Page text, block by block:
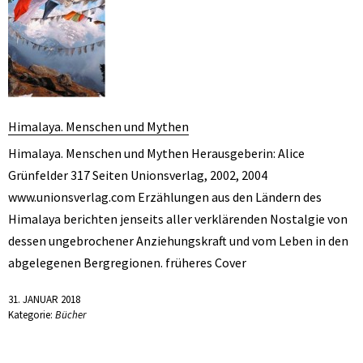
Himalaya. Menschen und Mythen
Himalaya. Menschen und Mythen Herausgeberin: Alice
Grünfelder 317 Seiten Unionsverlag, 2002, 2004
www.unionsverlag.com Erzählungen aus den Ländern des
Himalaya berichten jenseits aller verklärenden Nostalgie von
dessen ungebrochener Anziehungskraft und vom Leben in den
abgelegenen Bergregionen. früheres Cover
31. JANUAR 2018
Kategorie: Bücher